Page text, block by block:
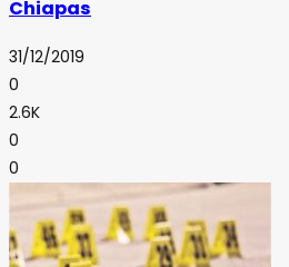
Chiapas
31/12/2019
0
2.6K
0
0